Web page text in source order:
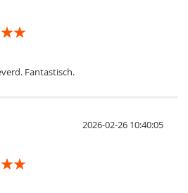
Fantastisch.
2026-02-26 10:40:05